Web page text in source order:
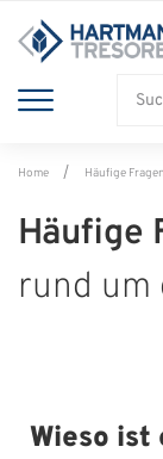
TRESORE
WAFFENSCHRANK
FEUERSCHUTZ
BRANCHEN
Home Häufige Fragen
Häufige
rund um
Wieso ist